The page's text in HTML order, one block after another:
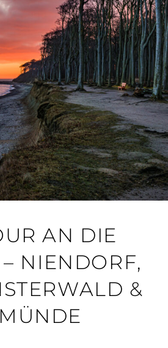
AN DIE
– NIENDORF,
&